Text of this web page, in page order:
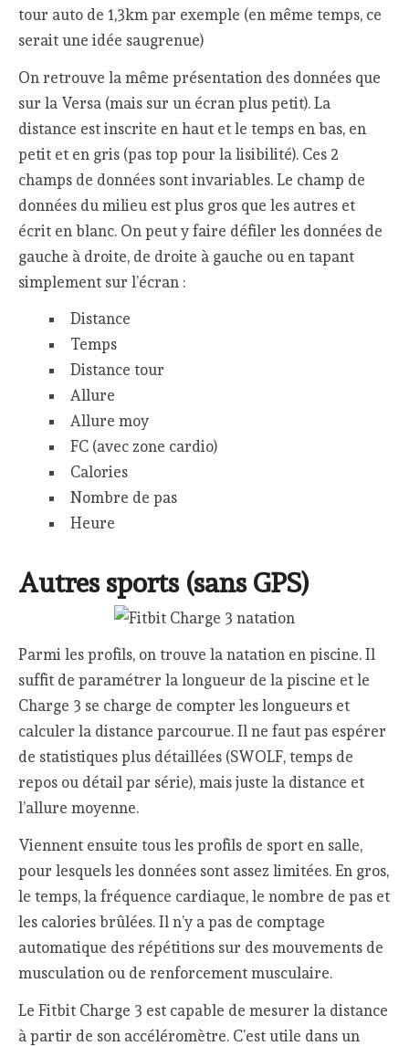
tour auto de 1,3km par exemple (en même temps, ce
serait une idée saugrenue)
On retrouve la même présentation des données que
sur la Versa (mais sur un écran plus petit). La
distance est inscrite en haut et le temps en bas, en
petit et en gris (pas top pour la lisibilité). Ces 2
champs de données sont invariables. Le champ de
données du milieu est plus gros que les autres et
écrit en blanc. On peut y faire défiler les données de
gauche à droite, de droite à gauche ou en tapant
simplement sur l’écran :
Distance
Temps
Distance tour
Allure
Allure moy
FC (avec zone cardio)
Calories
Nombre de pas
Heure
Autres sports (sans GPS)
Parmi les profils, on trouve la natation en piscine. Il
suffit de paramétrer la longueur de la piscine et le
Charge 3 se charge de compter les longueurs et
calculer la distance parcourue. Il ne faut pas espérer
de statistiques plus détaillées (SWOLF, temps de
repos ou détail par série), mais juste la distance et
l’allure moyenne.
Viennent ensuite tous les profils de sport en salle,
pour lesquels les données sont assez limitées. En gros,
le temps, la fréquence cardiaque, le nombre de pas et
les calories brûlées. Il n’y a pas de comptage
automatique des répétitions sur des mouvements de
musculation ou de renforcement musculaire.
Le Fitbit Charge 3 est capable de mesurer la distance
à partir de son accéléromètre. C’est utile dans un